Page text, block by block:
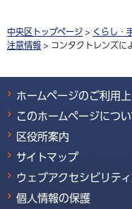
中央区トップページ > くらし・
注意情報 > コンタクトレンズに
ホームページのご利用
このホームページについ
区役所案内
サイトマップ
ウェブアクセシビリテ
個人情報の保護